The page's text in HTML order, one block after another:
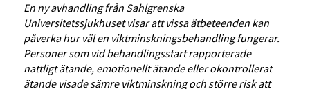
En ny avhandling från Sahlgrenska
Universitetssjukhuset visaratt vissa ätbeteenden kan
påverka hur väl en viktminskningsbehandling fungerar.
Personer som vid behandlingsstart rapporterade
nattligt ätande, emotionellt ätande eller okontrollerat
ätande visade sämre viktminskning och större risk att